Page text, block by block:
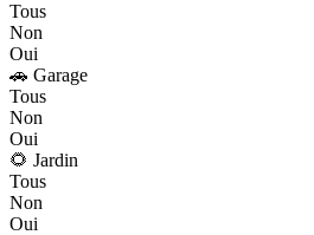
Tous
Non
Oui
🚗 Garage
Tous
Non
Oui
🌻 Jardin
Tous
Non
Oui